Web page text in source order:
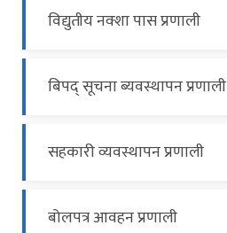
विद्युतीय नक्शा पास प्रणाली
बिपद् सूचना ब्यवस्थापन प्रणाली
सहकारी व्यवस्थापन प्रणाली
बोलपत्र आवहन प्रणाली